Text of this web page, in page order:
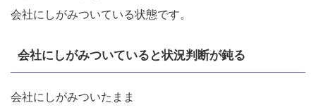
会社にしがみついている状態です。
会社にしがみついていると状況判断が鈍る
会社にしがみついたまま